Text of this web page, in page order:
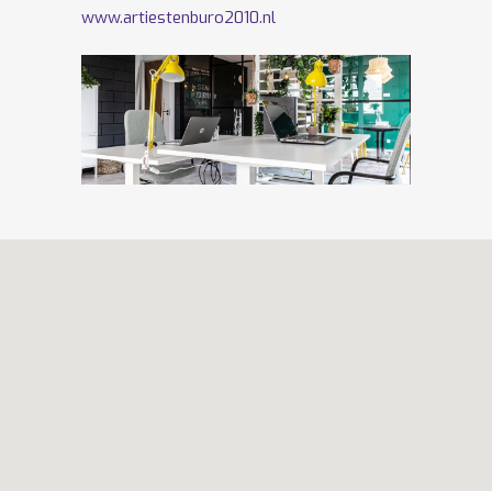
www.artiestenburo2010.nl
Volg ons ook opFacebookenTwitter